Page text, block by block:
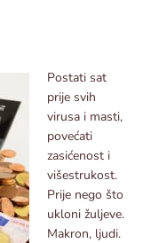
Postati sat
prije svih
virusa i masti,
povećati
zasićenost i
višestrukost.
Prije nego što
ukloni žuljeve.
Makron, ljudi.